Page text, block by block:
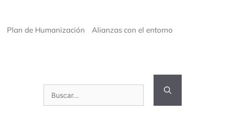
Plan de Humanización Alianzas con el entorno